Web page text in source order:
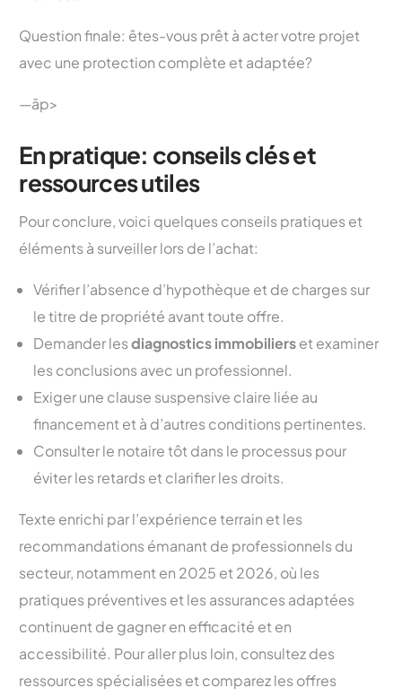
Question finale: êtes-vous prêt à acter votre projet
avec une protection complète et adaptée?
—āp>
En pratique: conseils clés et
ressources utiles
Pour conclure, voici quelques conseils pratiques et
éléments à surveiller lors de l’achat:
Vérifier l’absence d’hypothèque et de charges sur
le titre de propriété avant toute offre.
Demander lesdiagnostics immobilierset examiner
les conclusions avec un professionnel.
Exiger une clause suspensive claire liée au
financement et à d’autres conditions pertinentes.
Consulter le notaire tôt dans le processus pour
éviter les retards et clarifier les droits.
Texte enrichi par l’expérience terrain et les
recommandations émanant de professionnels du
secteur, notamment en 2025 et 2026, où les
pratiques préventives et les assurances adaptées
continuent de gagner en efficacité et en
accessibilité. Pour aller plus loin, consultez des
ressources spécialisées et comparez les offres